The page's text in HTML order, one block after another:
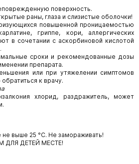
поверхность.
раны, глаза и слизистые оболочки!
повышенной проницаемостью
гриппе, кори, аллергических
в сочетании с аскорбиновой кислотой
сроки и рекомендованные дозы
препарата.
или при утяжелении симптомов
к врачу.
хлорид, раздражитель, может
выше 25 °С. Не замораживать!
ДЛЯ ДЕТЕЙ МЕСТЕ!